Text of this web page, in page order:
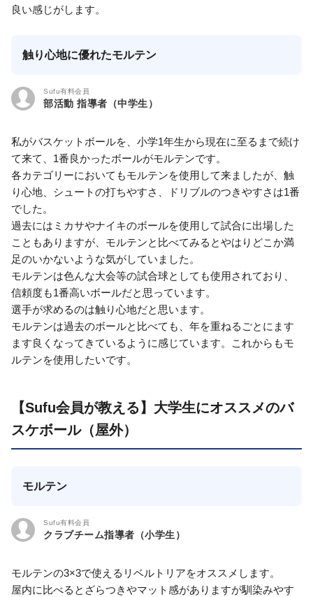
良い感じがします。
触り心地に優れたモルテン
Sufu有料会員
部活動 指導者（中学生）
私がバスケットボールを、小学1年生から現在に至るまで続け
て来て、1番良かったボールがモルテンです。
各カテゴリーにおいてもモルテンを使用して来ましたが、触
り心地、シュートの打ちやすさ、ドリブルのつきやすさは1番
でした。
過去にはミカサやナイキのボールを使用して試合に出場した
こともありますが、モルテンと比べてみるとやはりどこか満
足のいかないような気がしていました。
モルテンは色んな大会等の試合球としても使用されており、
信頼度も1番高いボールだと思っています。
選手が求めるのは触り心地だと思います。
モルテンは過去のボールと比べても、年を重ねるごとにます
ます良くなってきているように感じています。これからもモ
ルテンを使用したいです。
【Sufu会員が教える】大学生にオススメのバ
スケボール（屋外）
モルテン
Sufu有料会員
クラブチーム指導者（小学生）
モルテンの3×3で使えるリベルトリアをオススメします。
屋内に比べるとざらつきやマット感がありますが馴染みやす